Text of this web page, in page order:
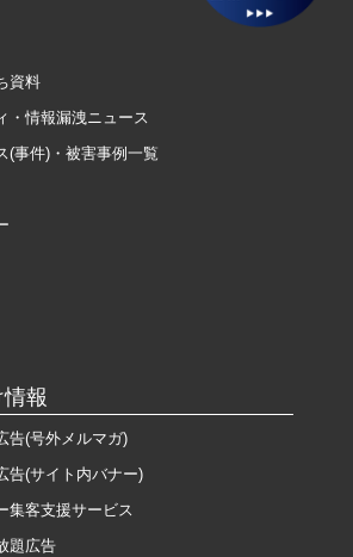
資料
・情報漏洩ニュース
(事件)・被害事例一覧
報
告(号外メルマガ)
告(サイト内バナー)
集客支援サービス
題広告